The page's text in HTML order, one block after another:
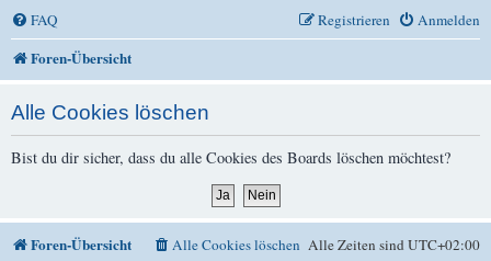
FAQ Anmelden
Registrieren
Foren-Übersicht
Alle Cookies löschen
Bist du dir sicher, dass du alle Cookies des Boards löschen möchtest?
Foren-Übersicht Alle Zeiten sindUTC+02:00
Alle Cookies löschen